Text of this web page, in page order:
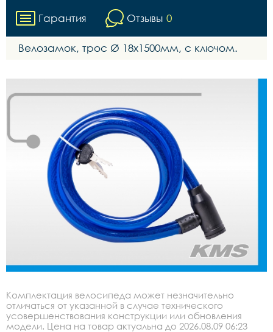
Гарантия Отзывы 0
Велозамок, трос Ø 18x1500мм, с ключом.
Комплектация велосипеда может незначительно
отличаться от указанной в случае технического
усовершенствования конструкции или обновления
модели. Цена на товар актуальна до 2026.08.09 06:23